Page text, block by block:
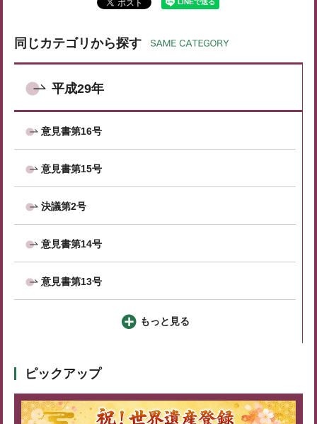
同じカテゴリから探す
平成29年
意見書第16号
意見書第15号
決議第2号
意見書第14号
意見書第13号
もっと見る
ピックアップ